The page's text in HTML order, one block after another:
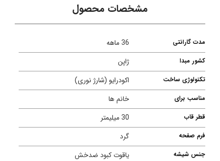
مشخصات محصول
مدت گارانتی 36 ماهه
کشور مبدا ژاپن
تکنولوژی ساخت اکودرایو (شارژ نوری)
مناسب برای خانم ها
قطر قاب 30 میلیمتر
فرم صفحه گرد
جنس شیشه یاقوت کبود ضدخش